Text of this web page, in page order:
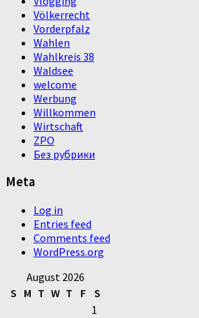
Völkerrecht
Vorderpfalz
Wahlen
Wahlkreis 38
Waldsee
welcome
Werbung
Willkommen
Wirtschaft
ZPO
Без рубрики
Meta
Log in
Entries feed
Comments feed
WordPress.org
August 2026
S M T W T F S
1